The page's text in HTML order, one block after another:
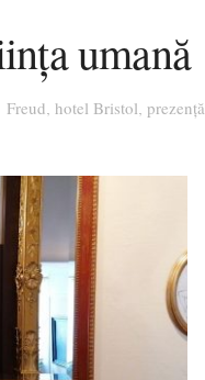
umană
Freud, hotel Bristol, prezență